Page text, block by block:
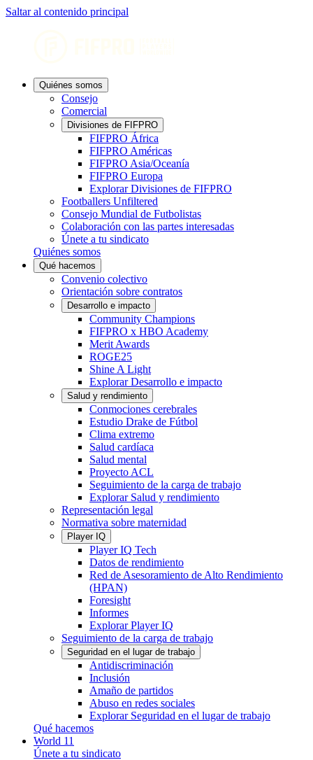
Saltar al contenido principal
Quiénes somos
Consejo
Comercial
Divisiones de FIFPRO
FIFPRO África
FIFPRO Américas
FIFPRO Asia/Oceanía
FIFPRO Europa
Explorar Divisiones de FIFPRO
Footballers Unfiltered
Consejo Mundial de Futbolistas
Colaboración con las partes interesadas
Únete a tu sindicato
Quiénes somos
Qué hacemos
Convenio colectivo
Orientación sobre contratos
Desarrollo e impacto
Community Champions
FIFPRO x HBO Academy
Merit Awards
ROGE25
Shine A Light
Explorar Desarrollo e impacto
Salud y rendimiento
Conmociones cerebrales
Estudio Drake de Fútbol
Clima extremo
Salud cardíaca
Salud mental
Proyecto ACL
Seguimiento de la carga de trabajo
Explorar Salud y rendimiento
Representación legal
Normativa sobre maternidad
Player IQ
Player IQ Tech
Datos de rendimiento
Red de Asesoramiento de Alto Rendimiento
(HPAN)
Foresight
Informes
Explorar Player IQ
Seguimiento de la carga de trabajo
Seguridad en el lugar de trabajo
Antidiscriminación
Inclusión
Amaño de partidos
Abuso en redes sociales
Explorar Seguridad en el lugar de trabajo
Qué hacemos
World 11
Únete a tu sindicato